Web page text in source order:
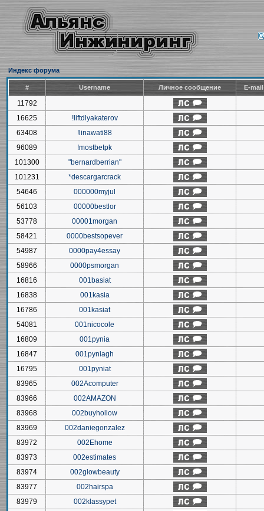
Индекс форума
# Username Личное сообщение E-
11792
16625
!liftdlyakaterov
63408
!linawati88
96089
!mostbetpk
101300
"bernardberrian"
101231
*descargarcrack
54646
000000myjul
56103
00000bestlor
53778
00001morgan
58421
0000bestsopever
54987
0000pay4essay
58966
0000psmorgan
16816
001basiat
16838
001kasia
16786
001kasiat
54081
001nicocole
16809
001pynia
16847
001pyniagh
16795
001pyniat
83965
002Acomputer
83966
002AMAZON
83968
002buyhollow
83969
002daniegonzalez
83972
002Ehome
83973
002estimates
83974
002glowbeauty
83977
002hairspa
83979
002klassypet